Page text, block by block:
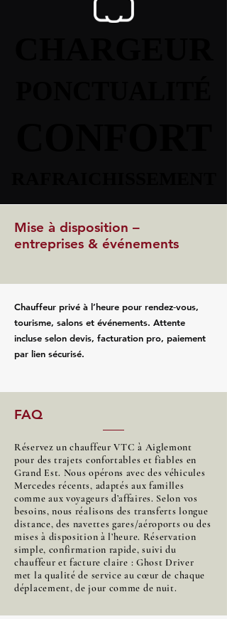
Mise à disposition –
entreprises & événements
Chauffeur privé à l’heure pour rendez‑vous,
tourisme, salons et événements. Attente
incluse selon devis, facturation pro, paiement
par lien sécurisé.
FAQ
Réservez un chauffeur VTC à Aiglemont
pour des trajets confortables et fiables en
Grand Est. Nous opérons avec des véhicules
Mercedes récents, adaptés aux familles
comme aux voyageurs d’affaires. Selon vos
besoins, nous réalisons des transferts longue
distance, des navettes gares/aéroports ou des
mises à disposition à l’heure. Réservation
simple, confirmation rapide, suivi du
chauffeur et facture claire : Ghost Driver
met la qualité de service au cœur de chaque
déplacement, de jour comme de nuit.